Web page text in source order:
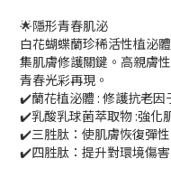
🌟隱形青春肌泌
白花蝴蝶蘭珍稀活性植泌
集肌膚修護關鍵。高親膚
青春光彩再現。
✔️蘭花植泌體 : 修護抗老因
✔️乳酸乳球菌萃取物 :強化
✔️三胜肽：使肌膚恢復彈
✔️四胜肽：提升對環境傷